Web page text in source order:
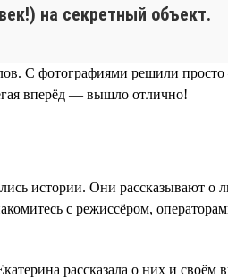
на секретный объект.
С фотографиями решили
вперёд — вышло отлично!
истории. Они рассказывают
с режиссёром,
рассказала о них и своём